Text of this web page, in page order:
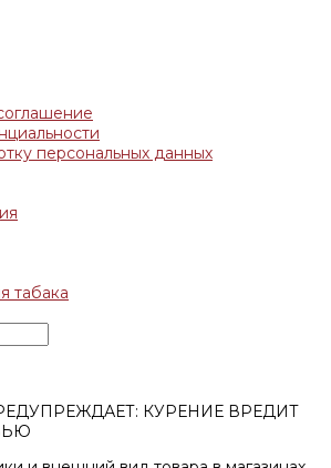
персональных данных
табака
КУРЕНИЕ ВРЕДИТ